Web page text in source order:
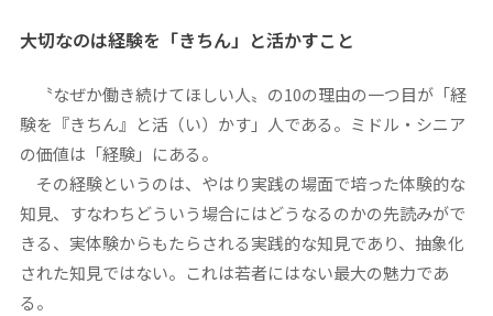
大切なのは経験を「きちん」と活かすこと
〝なぜか働き続けてほしい人〟の10の理由の一つ目が「経
験を『きちん』と活（い）かす」人である。ミドル・シニア
の価値は「経験」にある。
その経験というのは、やはり実践の場面で培った体験的な
知見、すなわちどういう場合にはどうなるのかの先読みがで
きる、実体験からもたらされる実践的な知見であり、抽象化
された知見ではない。これは若者にはない最大の魅力であ
る。